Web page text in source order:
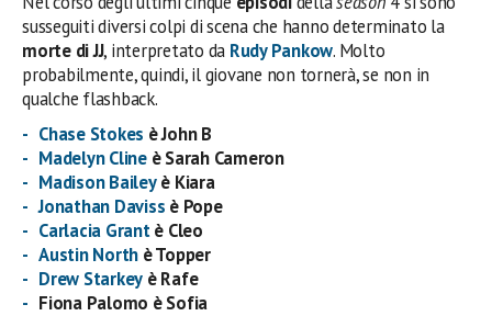
susseguiti diversi colpi di scena che hanno determinato la
morte di JJ, interpretato da Rudy Pankow. Molto
probabilmente, quindi, il giovane non tornerà, se non in
qualche flashback.
Chase Stokes èJohn B
Madelyn Cline è Sarah Cameron
Madison Bailey è Kiara
Jonathan Daviss è Pope
Carlacia Grant è Cleo
Austin North è Topper
Drew Starkey è Rafe
Fiona Palomo è Sofia